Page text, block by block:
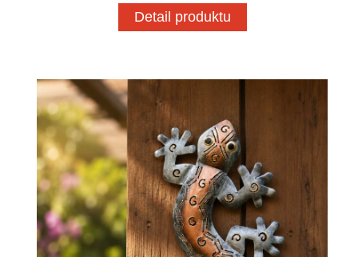
Detail produktu